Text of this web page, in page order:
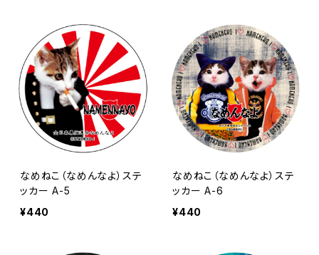
なめねこ（なめんなよ）ステ
ッカー A-5
¥440
なめねこ（なめんなよ）ステ
ッカー A-6
¥440